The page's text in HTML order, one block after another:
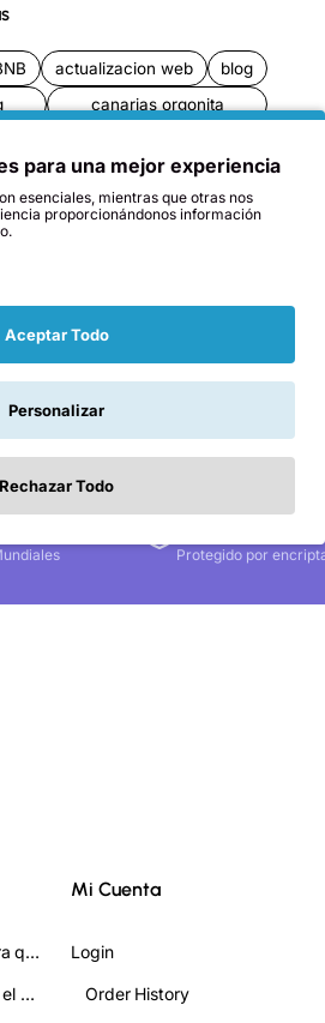
actualizacion web
blog
canarias orgonita
radiacion antenas
chemtrails
congelar orgonita
Protegido por
¿Qué es la orgonita, para qué sirve y cómo se usa? Guia Completa
¿Qué es la Orgonita y el Orgon?
Mi Cuenta
Login
Order History
para una mejor experiencia
esenciales, mientras que otras nos
proporcionándonos información
Aceptar Todo
Personalizar
Rechazar Todo